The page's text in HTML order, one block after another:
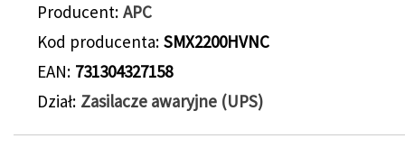
Producent APC
Kod producenta SMX2200HVNC
EAN 731304327158
Dział Zasilacze awaryjne (UPS)